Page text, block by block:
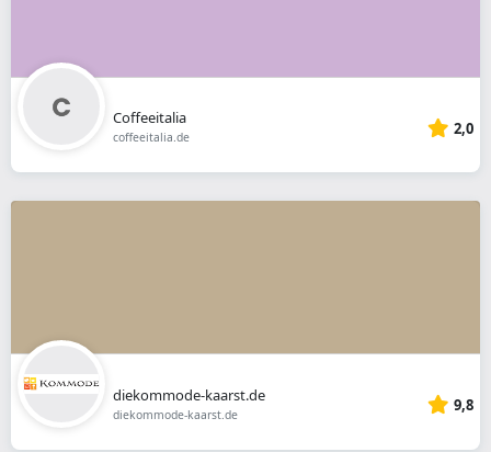
Coffeeitalia
coffeeitalia.de 2,0
diekommode-kaarst.de
diekommode-kaarst.de 9,8